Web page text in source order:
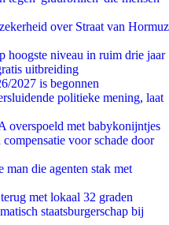
over Straat van Hormuz
hoogste niveau in ruim drie jaar
uitbreiding
2027 is begonnen
politieke mening, laat
overspoeld met babykonijntjes
voor schade door
die agenten stak met
met lokaal 32 graden
staatsburgerschap bij